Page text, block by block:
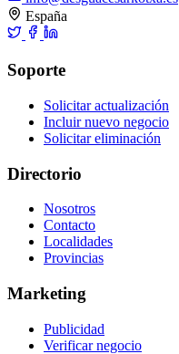
España
Soporte
Solicitar actualización
Incluir nuevo negocio
Solicitar eliminación
Directorio
Nosotros
Contacto
Localidades
Provincias
Marketing
Publicidad
Verificar negocio